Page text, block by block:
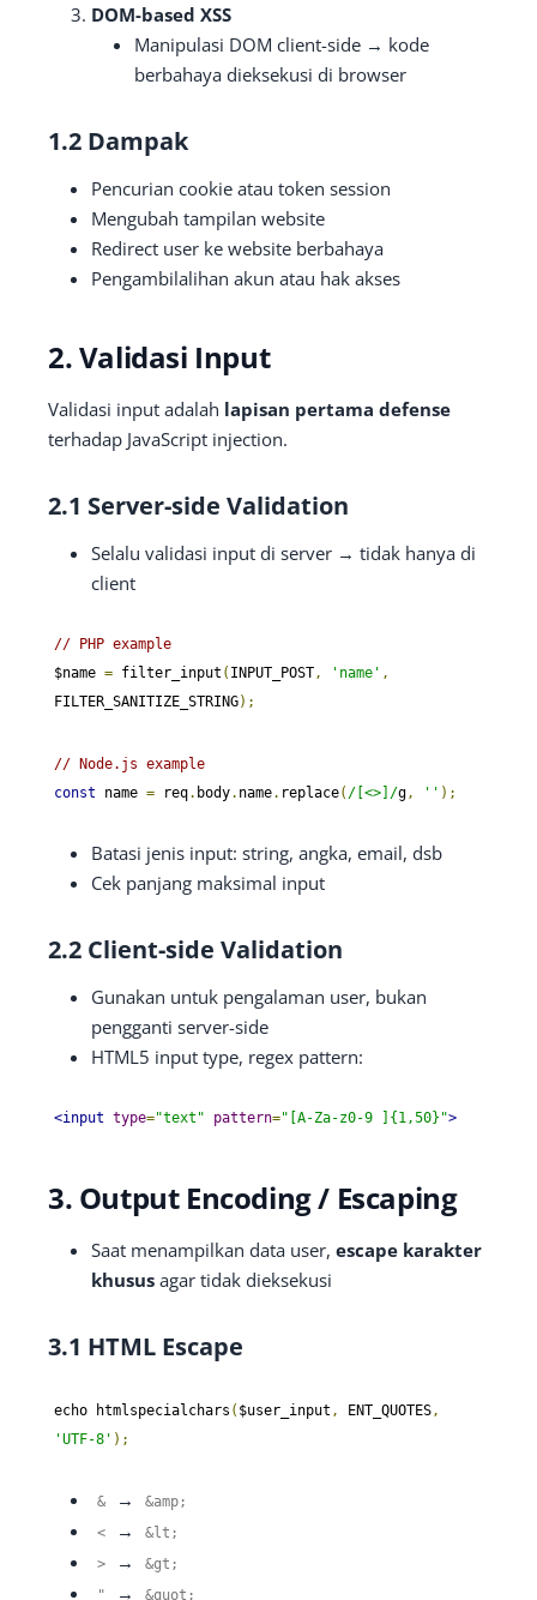
DOM-based XSS
Manipulasi DOM client-side → kode
berbahaya dieksekusi di browser
1.2 Dampak
Pencurian cookie atau token session
Mengubah tampilan website
Redirect user ke website berbahaya
Pengambilalihan akun atau hak akses
2. Validasi Input
Validasi input adalah lapisan pertama defense
terhadap JavaScript injection.
2.1 Server-side Validation
Selalu validasi input di server → tidak hanya di
client
// PHP example
$name = filter_input ( INPUT_POST , 'name' ,
FILTER_SANITIZE_STRING);
// Node.js example
const name = req. body. name. replace( /[<>]/g , '' );
Batasi jenis input: string, angka, email, dsb
Cek panjang maksimal input
2.2 Client-side Validation
Gunakan untuk pengalaman user, bukan
pengganti server-side
HTML5 input type, regex pattern:
<input type="text" pattern="[A-Za-z0-9 ]{1,50}">
3. Output Encoding / Escaping
Saat menampilkan data user, escape karakter
khusus agar tidak dieksekusi
3.1 HTML Escape
echo htmlspecialchars ( $user_input , ENT_QUOTES ,
'UTF-8' );
& → &amp ;
<
→ &lt ;
>
→ &gt ;
"
→ &quot ;